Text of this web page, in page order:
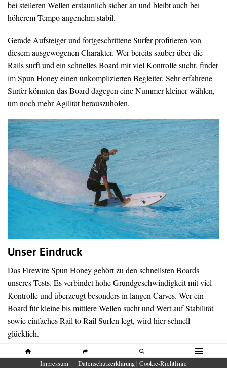
SHARE SUCHE
bei steileren Wellen erstaunlich sicher an und bleibt auch bei
höherem Tempo angenehm stabil.
Gerade Aufsteiger und fortgeschrittene Surfer profitieren von
diesem ausgewogenen Charakter. Wer bereits sauber über die
Rails surft und ein schnelles Board mit viel Kontrolle sucht, findet
im Spun Honey einen unkomplizierten Begleiter. Sehr erfahrene
Surfer könnten das Board dagegen eine Nummer kleiner wählen,
um noch mehr Agilität herauszuholen.
Unser Eindruck
Das Firewire Spun Honey gehört zu den schnellsten Boards
unseres Tests. Es verbindet hohe Grundgeschwindigkeit mit viel
Kontrolle und überzeugt besonders in langen Carves. Wer ein
Board für kleine bis mittlere Wellen sucht und Wert auf Stabilität
sowie einfaches Rail to Rail Surfen legt, wird hier schnell
glücklich.
Impressum Datenschutzerklärung | Cookie-Richtlinie